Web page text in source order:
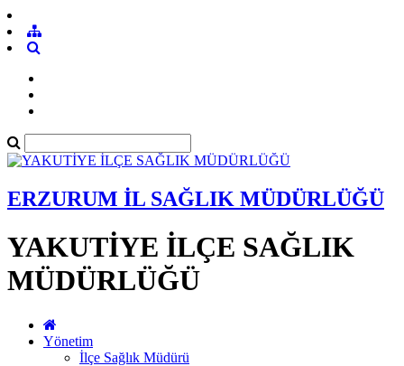
ERZURUM İL SAĞLIK MÜDÜRLÜĞÜ
YAKUTİYE İLÇE SAĞLIK
MÜDÜRLÜĞÜ
Yönetim
İlçe Sağlık Müdürü